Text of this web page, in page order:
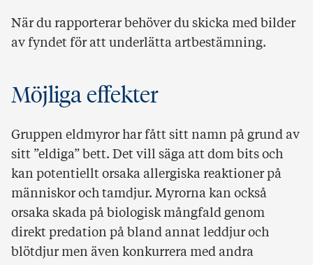
När du rapporterar behöver du skicka med bilder
av fyndet för att underlätta artbestämning.
Möjliga effekter
Gruppen eldmyror har fått sitt namn på grund av
sitt ”eldiga” bett. Det vill säga att dom bits och
kan potentiellt orsaka allergiska reaktioner på
människor och tamdjur. Myrorna kan också
orsaka skada på biologisk mångfald genom
direkt predation på bland annat leddjur och
blötdjur men även konkurrera med andra